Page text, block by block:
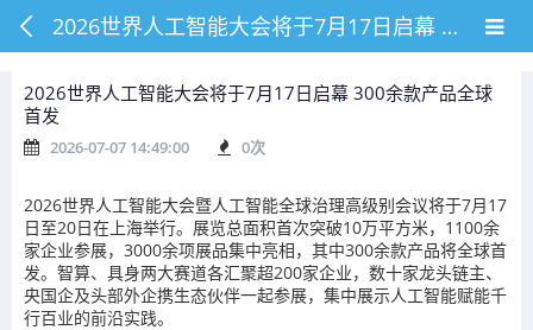
2026世界人工智能大会将于7月17日启幕 300余款产品全球首发
2026世界人工智能大会将于7月17日启幕 300余款产品全球
首发
2026-07-07 14:49:00 0次
2026世界人工智能大会暨人工智能全球治理高级别会议将于7月17
日至20日在上海举行。展览总面积首次突破10万平方米，1100余
家企业参展，3000余项展品集中亮相，其中300余款产品将全球首
发。智算、具身两大赛道各汇聚超200家企业，数十家龙头链主、
央国企及头部外企携生态伙伴一起参展，集中展示人工智能赋能千
行百业的前沿实践。